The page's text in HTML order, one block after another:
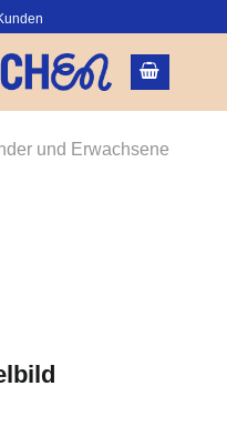
und Erwachsene